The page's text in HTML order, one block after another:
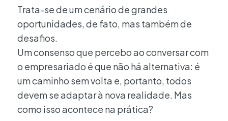
Trata-se de um cenário de grandes
oportunidades, de fato, mas também de
desafios.
Um consenso que percebo ao conversar com
o empresariado é que não há alternativa: é
um caminho sem volta e, portanto, todos
devem se adaptar à nova realidade. Mas
como isso acontece na prática?